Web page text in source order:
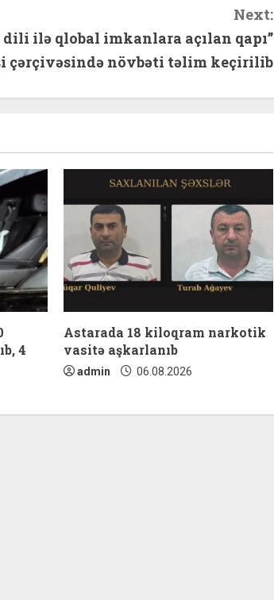
Next:
ilə qlobal imkanlara açılan qapı”
çərçivəsində növbəti təlim keçirilib
4
Astarada 18 kiloqram narkotik
vasitə aşkarlanıb
admin 06.08.2026